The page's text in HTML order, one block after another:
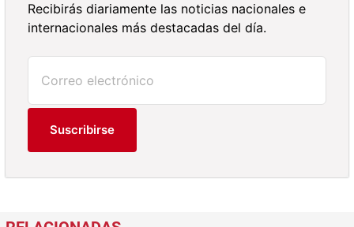
Recibirás diariamente las noticias nacionales e
internacionales más destacadas del día.
Suscribirse